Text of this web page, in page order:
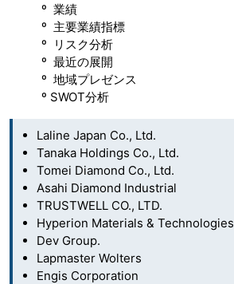
º 業績
º 主要業績指標
º リスク分析
º 最近の展開
º 地域プレゼンス
º SWOT分析
Laline Japan Co., Ltd.
Tanaka Holdings Co., Ltd.
Tomei Diamond Co., Ltd.
Asahi Diamond Industrial
TRUSTWELL CO., LTD.
Hyperion Materials & Technologies
Dev Group.
Lapmaster Wolters
Engis Corporation